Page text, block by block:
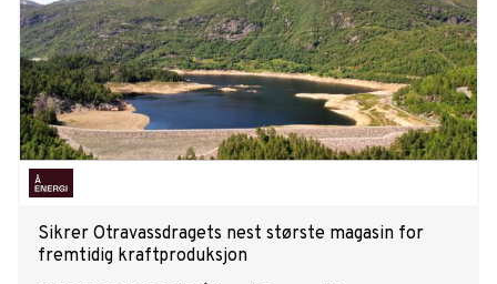
Sikrer Otravassdragets nest største magasin for
fremtidig kraftproduksjon